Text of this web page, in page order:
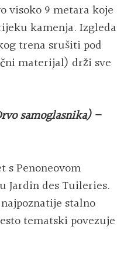
visoko 9 metara koje
kamenja. Izgleda
trena srušiti pod
materijal) drži sve
samoglasnika) –
s Penoneovom
des Tuileries.
stalno
tematski povezuje